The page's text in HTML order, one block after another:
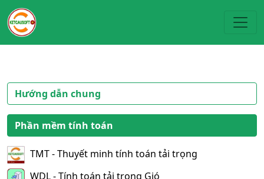
Hướng dẫn chung
Phần mềm tính toán
TMT - Thuyết minh tính toán tải trọng
WDL - Tính toán tải trọng Gió